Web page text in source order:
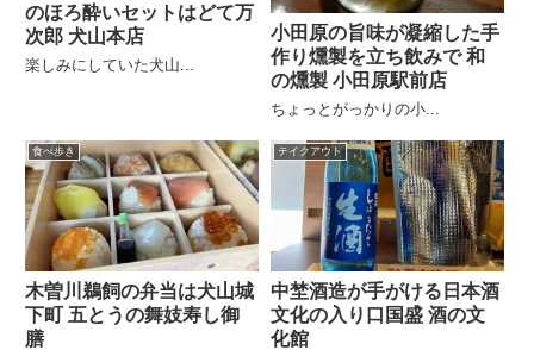
のほろ酔いセットはどて万
次郎 犬山本店
楽しみにしていた犬山...
小田原の旨味が凝縮した手
作り燻製を立ち飲みで 和
の燻製 小田原駅前店
ちょっとがっかりの小...
食べ歩き
木曽川鵜飼の弁当は犬山城
下町 五とうの舞妓寿し御
膳
テイクアウト
中埜酒造が手がける日本酒
文化の入り口国盛 酒の文
化館